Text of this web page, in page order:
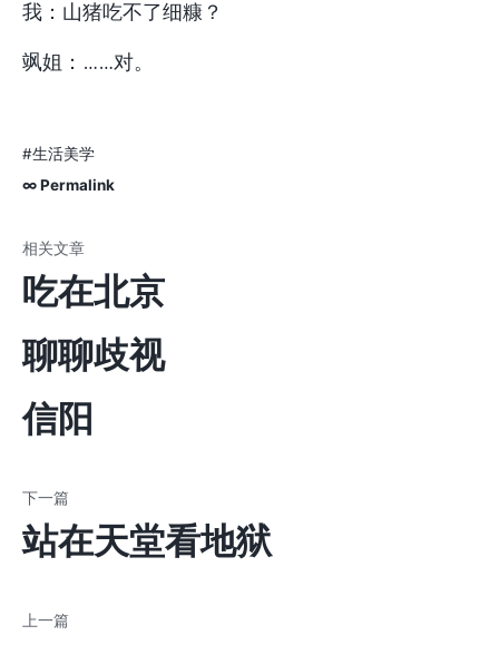
我：山猪吃不了细糠？
飒姐：……对。
#生活美学
∞ Permalink
吃在北京
聊聊歧视
信阳
站在天堂看地狱